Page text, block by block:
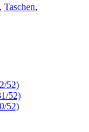
, Taschen,
52)
52)
52)